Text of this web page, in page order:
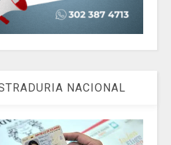
NACIONAL